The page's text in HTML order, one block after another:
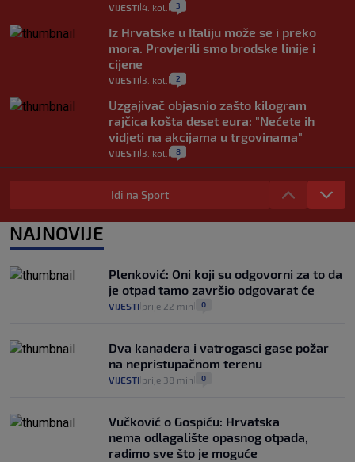
VIJESTI 4. kol. 3
Iz Hrvatske u Italiju može se i preko
mora. Provjerili smo brodske linije i
cijene
VIJESTI 3. kol. 2
Uzgajivač objasnio zašto kilogram
rajčica košta deset eura: "Nećete ih
vidjeti na akcijama u trgovinama"
VIJESTI 3. kol. 8
Selidba je jedno od stresnijih iskustava.
Evo aktualnih cijena i nekoliko savjeta
0
automobilom na Hvar iz Zagreba, a
koliko iz Osijeka
VIJESTI 14
Idi na Sport
NAJNOVIJE
Plenković: Oni koji su odgovorni za to da
je otpad tamo završio odgovarat će
VIJESTI prije 22 min 0
Dva kanadera i vatrogasci gase požar
na nepristupačnom terenu
VIJESTI prije 38 min 0
Vučković o Gospiću: Hrvatska
nema odlagalište opasnog otpada,
radimo sve što je moguće